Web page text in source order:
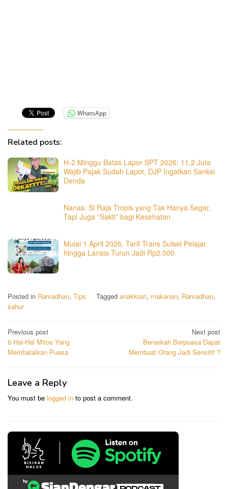
WhatsApp
Related posts:
​H-2 Minggu Batas Lapor SPT 2026: 11,2 Juta
Wajib Pajak Sudah Lapor, DJP Ingatkan Sanksi
Denda
Nanas: Si Raja Tropis yang Tak Hanya Segar,
Tapi Juga “Sakti” bagi Kesehatan
Mulai 1 April 2026, Tarif Trans Sulsel Pelajar
hingga Lansia Turun Jadi Rp2.000
Posted in Ramadhan, Tips Tagged anakkost, makanan, Ramadhan,
sahur
Post
navigation
Previous post
6 Hal-Hal Mitos Yang
Membatalkan Puasa
Next post
Benarkah Berpuasa Dapat
Membuat Orang Jadi Sensitif ?
Leave a Reply
You must be logged in to post a comment.